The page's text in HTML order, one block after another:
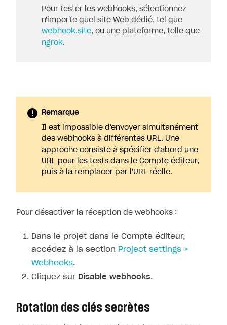
Pour tester les webhooks, sélectionnez
n'importe quel site Web dédié, tel que
webhook.site, ou une plateforme, telle que
ngrok.
Remarque
Il est impossible d'envoyer simultanément
des webhooks à différentes URL. Une
approche consiste à spécifier d'abord une
URL pour les tests dans le Compte éditeur,
puis à la remplacer par l'URL réelle.
Pour désactiver la réception de webhooks :
Dans le projet dans le Compte éditeur,
accédez à la section Project settings >
Webhooks.
Cliquez sur Disable webhooks.
Rotation des clés secrètes